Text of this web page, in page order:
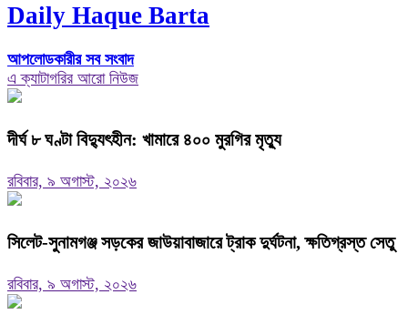
Daily Haque Barta
আপলোডকারীর সব সংবাদ
এ ক্যাটাগরির আরো নিউজ
দীর্ঘ ৮ ঘণ্টা বিদ্যুৎহীন: খামারে ৪০০ মুরগির মৃত্যু
রবিবার, ৯ অগাস্ট, ২০২৬
‎সিলেট-সুনামগঞ্জ সড়কের জাউয়াবাজারে ট্রাক দুর্ঘটনা, ক্ষতিগ্রস্ত সেতু
রবিবার, ৯ অগাস্ট, ২০২৬